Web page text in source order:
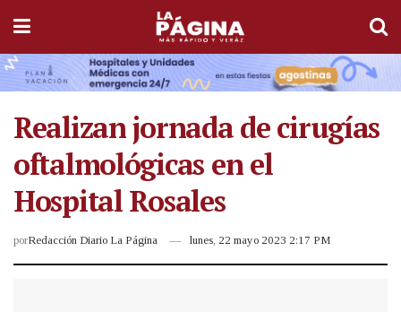
Realizan jornada de cirugías
oftalmológicas en el
Hospital Rosales
porRedacción Diario La Página lunes, 22 mayo 2023 2:17 PM